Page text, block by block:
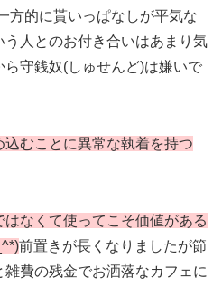
方的に貰いっぱなしが平気な
う人とのお付き合いはあまり気
守銭奴(しゅせんど)は嫌いで
込むことに異常な執着を持つ
なくて使ってこそ価値がある
前置きが長くなりましたが節
費の残金でお洒落なカフェに